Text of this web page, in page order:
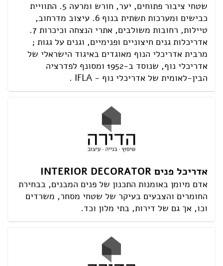
שטחי ציבור פתוחים, יער, חורש ומרעה 5. התוויית
כבישים ומערכות תשתית בנוף 6. עיצוב מדרחוב,
טיילות, רחובות משולבים, אתרי הנצחה וכיכרות 7.
אדריכלות גנים חיצוניים ופנימיים, וגנים על גגות ;
מרבית אדריכלי הנוף מאוגדים באיגוד הישראלי של
אדריכלי נוף, שנוסד ב-1952 ומסונף לפדרציה
הבין-לאומית של אדריכלי נוף - IFLA .
אדריכל פנים INTERIOR DECORATOR
אדם מיומן באומנות התכנון של פנים המבנים, בבחירת
החומרים והצבעים בעיקר של שטחי מסחר, משרדים
וכו, אך גם של דירות, בתי מלון וכד.